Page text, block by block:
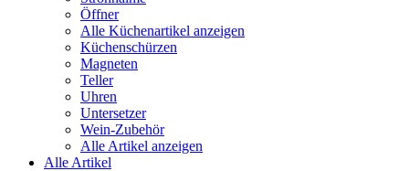
Öffner
Alle Küchenartikel anzeigen
Küchenschürzen
Magneten
Teller
Uhren
Untersetzer
Wein-Zubehör
Alle Artikel anzeigen
Alle Artikel